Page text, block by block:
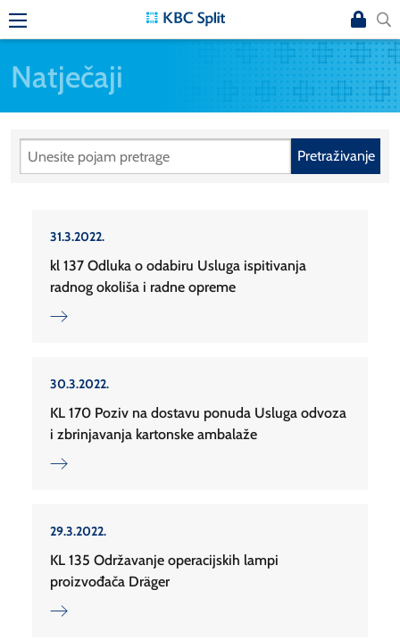
Natječaji
Pretraživanje
31.3.2022.
kl 137 Odluka o odabiru Usluga ispitivanja
radnog okoliša i radne opreme
30.3.2022.
KL 170 Poziv na dostavu ponuda Usluga odvoza
i zbrinjavanja kartonske ambalaže
29.3.2022.
KL 135 Održavanje operacijskih lampi
proizvođača Dräger